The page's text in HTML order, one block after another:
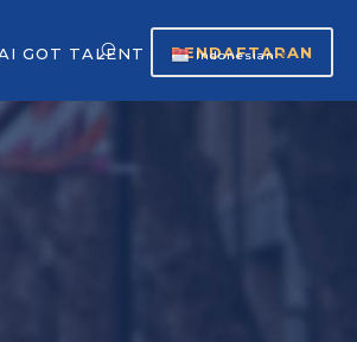
GOT TALENT Indonesian ▼
PENDAFTARAN